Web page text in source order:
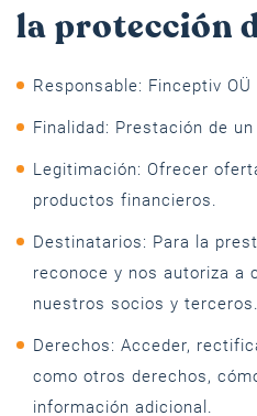
la protección
Responsable: Finceptiv OÜ
Finalidad: Prestación de
Legitimación: Ofrecer
productos financieros.
Destinatarios: Para la
reconoce y nos autoriza a
nuestros socios y terceros.
Derechos: Acceder,
como otros derechos,
información adicional.